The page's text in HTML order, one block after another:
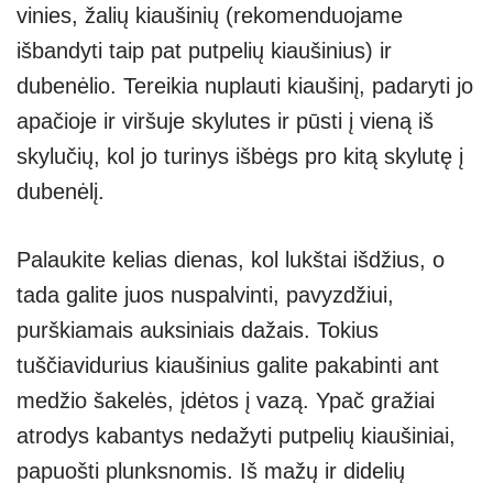
vinies, žalių kiaušinių (rekomenduojame
išbandyti taip pat putpelių kiaušinius) ir
dubenėlio. Tereikia nuplauti kiaušinį, padaryti jo
apačioje ir viršuje skylutes ir pūsti į vieną iš
skylučių, kol jo turinys išbėgs pro kitą skylutę į
dubenėlį.
Palaukite kelias dienas, kol lukštai išdžius, o
tada galite juos nuspalvinti, pavyzdžiui,
purškiamais auksiniais dažais. Tokius
tuščiavidurius kiaušinius galite pakabinti ant
medžio šakelės, įdėtos į vazą. Ypač gražiai
atrodys kabantys nedažyti putpelių kiaušiniai,
papuošti plunksnomis. Iš mažų ir didelių